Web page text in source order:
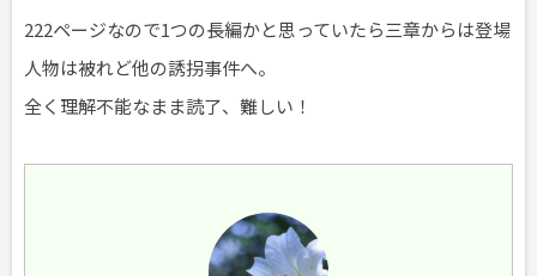
222ページなので1つの長編かと思っていたら三章からは登場
人物は被れど他の誘拐事件へ。
全く理解不能なまま読了、難しい！